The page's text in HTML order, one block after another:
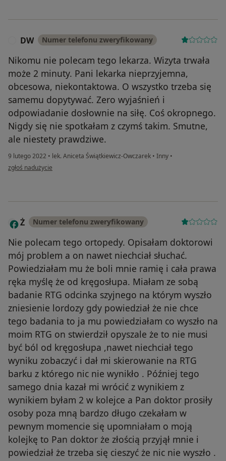
DW Numer telefonu zweryfikowany
Nikomu nie polecam tego lekarza. Wizyta trwała
może 2 minuty. Pani lekarka nieprzyjemna,
obcesowa, niekontaktowa. O wszystko trzeba się
samemu dopytywać. Zero wyjaśnień i
odpowiadanie dosłownie na siłę. Coś okropnego.
Nigdy się nie spotkałam z czymś takim. Smutne,
ale niestety prawdziwe.
9 lutego 2022 • lek. Aniceta Świątkiewicz-Owczarek • Inny •
w opinii użytkownika DW
zgłoś nadużycie
Ż Numer telefonu zweryfikowany
Nie polecam tego ortopedy. Opisałam doktorowi
mój problem a on nawet niechciał słuchać.
Powiedziałam mu że boli mnie ramię i cała prawa
ręka myślę że od kręgosłupa. Miałam ze sobą
badanie RTG odcinka szyjnego na którym wyszło
zniesienie lordozy gdy powiedział że nie chce
tego badania to ja mu powiedziałam co wyszło na
moim RTG on stwierdził opyszale że to nie musi
być ból od kręgosłupa ,nawet niechciał tego
wyniku zobaczyć i dał mi skierowanie na RTG
barku z którego nic nie wynikło . Później tego
samego dnia kazał mi wrócić z wynikiem z
wynikiem byłam 2 w kolejce a Pan doktor prosiły
osoby poza mną bardzo długo czekałam w
pewnym momencie się upomniałam o moją
kolejkę to Pan doktor że złością przyjął mnie i
powiedział że trzeba się cieszyć że nic nie wyszło .